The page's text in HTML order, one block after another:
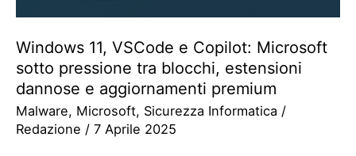
Windows 11, VSCode e Copilot: Microsoft
sotto pressione tra blocchi, estensioni
dannose e aggiornamenti premium
Malware, Microsoft, Sicurezza Informatica /
Redazione / 7 Aprile 2025